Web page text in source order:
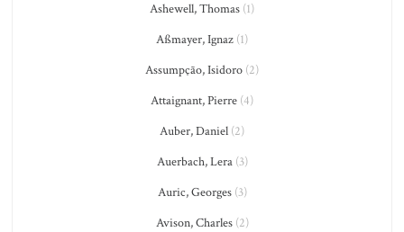
Ashewell, Thomas (1)
Aßmayer, Ignaz (1)
Assumpção, Isidoro (2)
Attaignant, Pierre (4)
Auber, Daniel (2)
Auerbach, Lera(3)
Auric, Georges(3)
Avison, Charles(2)